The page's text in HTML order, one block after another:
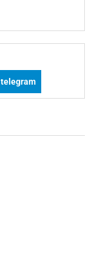
telegram